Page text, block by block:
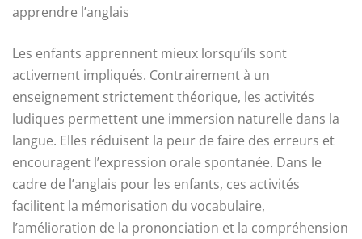
apprendre l’anglais
Les enfants apprennent mieux lorsqu’ils sont
activement impliqués. Contrairement à un
enseignement strictement théorique, les activités
ludiques permettent une immersion naturelle dans la
langue. Elles réduisent la peur de faire des erreurs et
encouragent l’expression orale spontanée. Dans le
cadre de l’anglais pour les enfants, ces activités
facilitent la mémorisation du vocabulaire,
l’amélioration de la prononciation et la compréhension